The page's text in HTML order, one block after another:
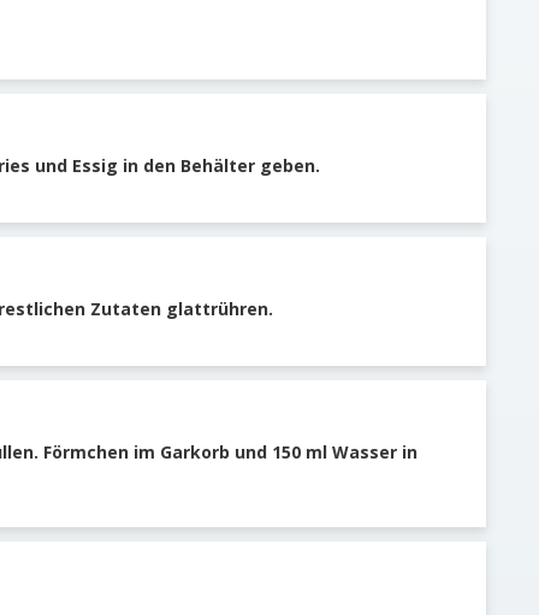
und Essig in den Behälter geben.
Zutaten glattrühren.
Förmchen im Garkorb und 150 ml Wasser in